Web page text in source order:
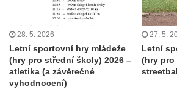
28. 5. 2026
Letní sportovní hry mládeže
(hry pro střední školy) 2026 –
atletika (a závěrečné
vyhodnocení)
27. 5.
Letní
(hry pro